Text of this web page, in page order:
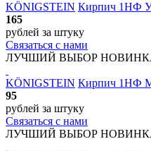
KÖNIGSTEIN Кирпич 1НФ
165
рублей за штуку
Связаться с нами
ЛУЧШИЙ ВЫБОР
KÖNIGSTEIN Кирпич 1НФ
95
рублей за штуку
Связаться с нами
ЛУЧШИЙ ВЫБОР